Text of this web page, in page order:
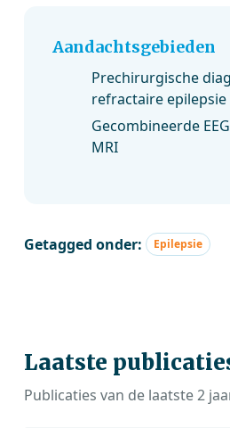
Aandachtsgebieden
Prechirurgische
refractaire epilepsie
Gecombineerde
MRI
Getagged onder: Epilepsie
Laatste
Publicaties van de laatste 2